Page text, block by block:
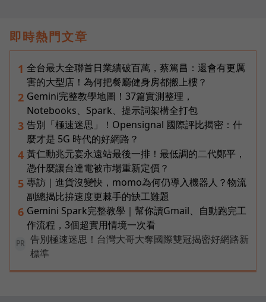
即時熱門文章
1 全台最大全聯首日業績破百萬，蔡篤昌：還會有更厲
害的大型店！為何把餐廳健身房都搬上樓？
2 Gemini完整教學地圖！37篇實測整理，
Notebooks、Spark、提示詞架構全打包
3 告別「極速迷思」！Opensignal 國際評比揭密：什
麼才是 5G 時代的好網路？
4 黃仁勳兆元宴永遠站最後一排！最低調的二代鄭平，
憑什麼讓台達電被市場重新定價？
5 專訪｜進貨沒變快，momo為何仍導入機器人？物流
副總揭比拚速度更棘手的缺工難題
6 Gemini Spark完整教學｜幫你讀Gmail、自動跑完工
作流程，3個超實用情境一次看
PR
告別極速迷思！台灣大哥大奪國際雙冠揭密好網路新
標準